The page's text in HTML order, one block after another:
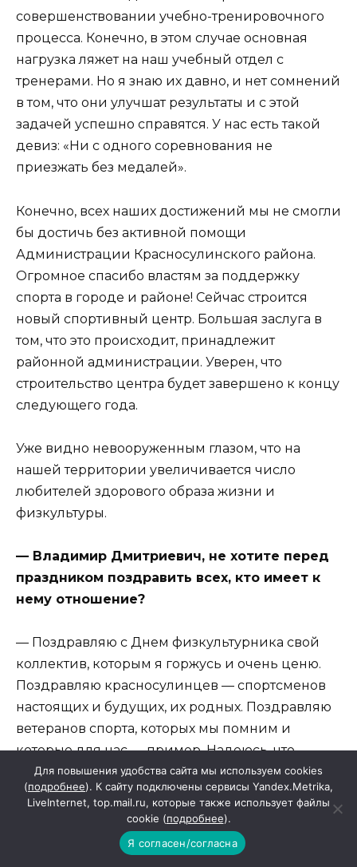
совершенствовании учебно-тренировочного
процесса. Конечно, в этом случае основная
нагрузка ляжет на наш учебный отдел с
тренерами. Но я знаю их давно, и нет сомнений
в том, что они улучшат результаты и с этой
задачей успешно справятся. У нас есть такой
девиз: «Ни с одного соревнования не
приезжать без медалей».
Конечно, всех наших достижений мы не смогли
бы достичь без активной помощи
Администрации Красносулинского района.
Огромное спасибо властям за поддержку
спорта в городе и районе! Сейчас строится
новый спортивный центр. Большая заслуга в
том, что это происходит, принадлежит
районной администрации. Уверен, что
строительство центра будет завершено к концу
следующего года.
Уже видно невооруженным глазом, что на
нашей территории увеличивается число
любителей здорового образа жизни и
физкультуры.
— Владимир Дмитриевич, не хотите перед
праздником поздравить всех, кто имеет к
нему отношение?
— Поздравляю с Днем физкультурника свой
коллектив, которым я горжусь и очень ценю.
Поздравляю красносулинцев — спортсменов
настоящих и будущих, их родных. Поздравляю
ветеранов спорта, которых мы помним и
которые для нас — пример. Надеюсь, что
молодежь, когда мы станем ветеранами, также
будет ценить нас и гордиться нами. Всем
здоровья, сил, удачи в делах и новых
спортивных достижений!
Для повышения удобства сайта мы используем cookies
(подробнее). К сайту подключены сервисы Yandex.Metrika,
LiveInternet, top.mail.ru, которые также использует файлы
cookie (подробнее).
Я согласен/согласна